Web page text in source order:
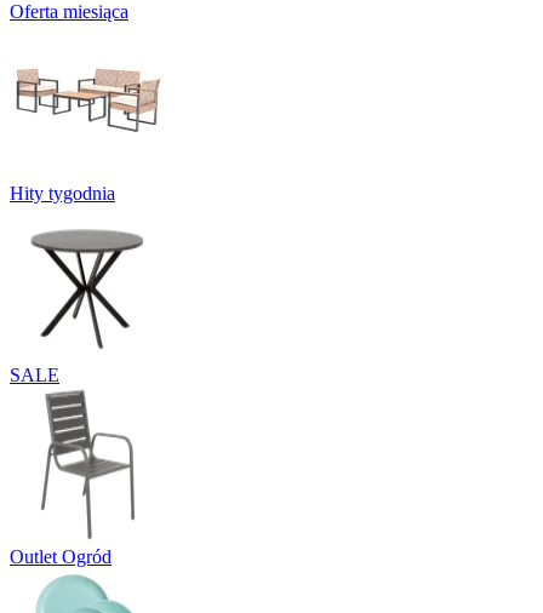
Oferta miesiąca
Hity tygodnia
SALE
Outlet Ogród